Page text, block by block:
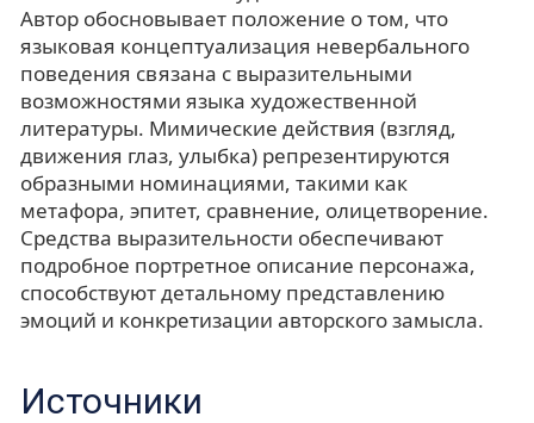
Автор обосновывает положение о том, что
языковая концептуализация невербального
поведения связана с выразительными
возможностями языка художественной
литературы. Мимические действия (взгляд,
движения глаз, улыбка) репрезентируются
образными номинациями, такими как
метафора, эпитет, сравнение, олицетворение.
Средства выразительности обеспечивают
подробное портретное описание персонажа,
способствуют детальному представлению
эмоций и конкретизации авторского замысла.
Источники